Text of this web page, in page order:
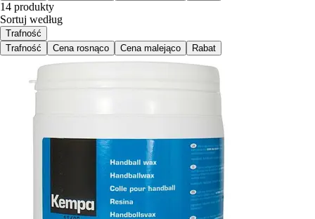
14 produkty
Sortuj według
Trafność
Trafność
Cena rosnąco Cena malejąco Rabat